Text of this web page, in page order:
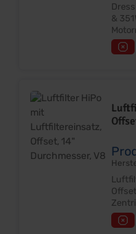
& 351W Chrom Look
Motorraum Sehr
Offset,
ca. 1-
Platz